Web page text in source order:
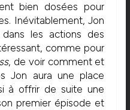
bien dosées pour
Inévitablement, Jon
les actions des
comme pour
, de voir comment et
Jon aura une place
à offrir de suite une
premier épisode et